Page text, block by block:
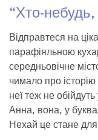
“Хто-
Відправтеся на
парафіяльною
середньовічне
чимало про
неї теж не
Анна, вона, у
Нехай це стане